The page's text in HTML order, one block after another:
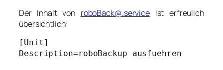
Der Inhalt von roboBack@.service ist erfreulich
übersichtlich:
[Unit]
Description=roboBackup ausfuehren